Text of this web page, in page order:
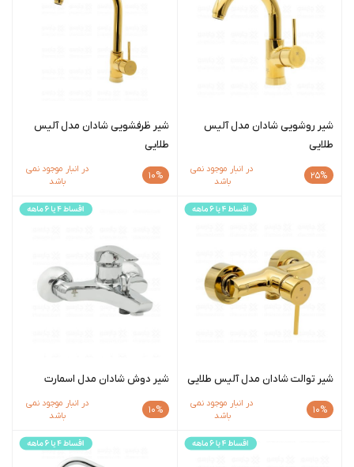
شیر روشویی شادان مدل آلیس
طلایی
25%
در انبار موجود نمی
باشد
شیر ظرفشویی شادان مدل آلیس
طلایی
10%
در انبار موجود نمی
باشد
شیر توالت شادان مدل آلیس طلایی
10%
در انبار موجود نمی
باشد
شیر دوش شادان مدل اسمارت
10%
در انبار موجود نمی
باشد